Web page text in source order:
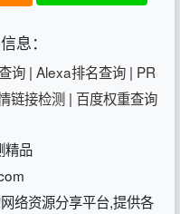
息：
询 | Alexa排名查询 | PR
链接检测 | 百度权重查询
精品
络资源分享平台,提供各